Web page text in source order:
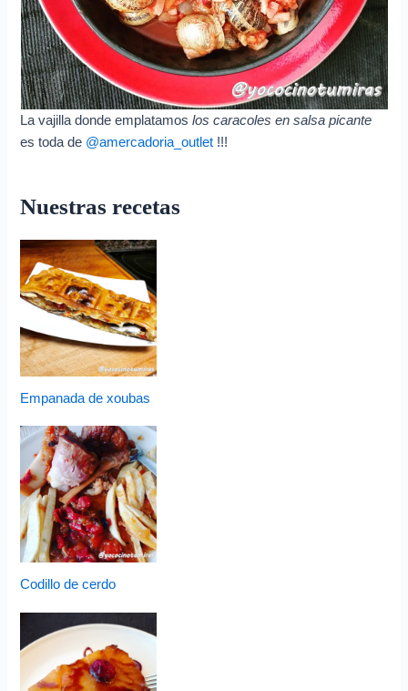
La vajilla donde emplatamoslos caracoles en salsa picante
es toda de @amercadoria_outlet !!!
Nuestras recetas
Empanada de xoubas
Codillo de cerdo